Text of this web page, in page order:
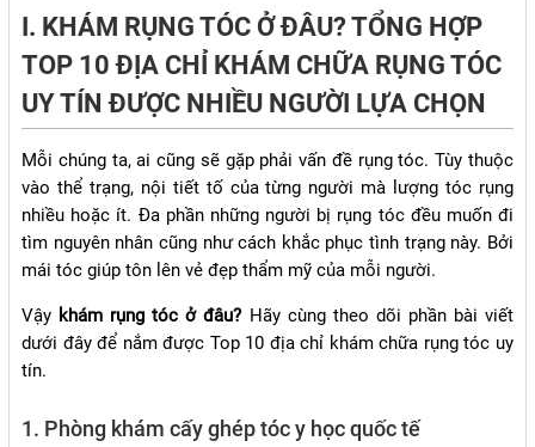
I. KHÁM RỤNG TÓC Ở ĐÂU? TỔNG HỢP
TOP 10 ĐỊA CHỈ KHÁM CHỮA RỤNG TÓC
UY TÍN ĐƯỢC NHIỀU NGƯỜI LỰA CHỌN
Mỗi chúng ta, ai cũng sẽ gặp phải vấn đề rụng tóc. Tùy thuộc
vào thể trạng, nội tiết tố của từng người mà lượng tóc rụng
nhiều hoặc ít. Đa phần những người bị rụng tóc đều muốn đi
tìm nguyên nhân cũng như cách khắc phục tình trạng này. Bởi
mái tóc giúp tôn lên vẻ đẹp thẩm mỹ của mỗi người.
Vậy khám rụng tóc ở đâu? Hãy cùng theo dõi phần bài viết
dưới đây để nắm được Top 10 địa chỉ khám chữa rụng tóc uy
tín.
1. Phòng khám cấy ghép tóc y học quốc tế